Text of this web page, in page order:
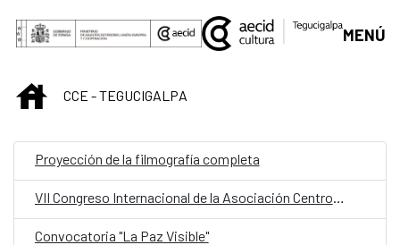
Saltar al contenido principal
MENÚ
INICIOCCE - TEGUCIGALPA
Proyección de la filmografía completa
VII Congreso Internacional de la Asociación Centroamericana de Lingüística (ACALING)
Convocatoria "La Paz Visible"